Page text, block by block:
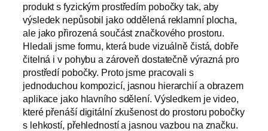
produkt s fyzickým prostředím pobočky tak, aby
výsledek nepůsobil jako oddělená reklamní plocha,
ale jako přirozená součást značkového prostoru.
Hledali jsme formu, která bude vizuálně čistá, dobře
čitelná i v pohybu a zároveň dostatečně výrazná pro
prostředí pobočky. Proto jsme pracovali s
jednoduchou kompozicí, jasnou hierarchií a obrazem
aplikace jako hlavního sdělení. Výsledkem je video,
které přenáší digitální zkušenost do prostoru pobočky
s lehkostí, přehledností a jasnou vazbou na značku.